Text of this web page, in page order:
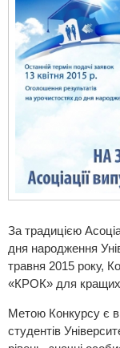
За традицією
дня народження
травня 2015 року,
«КРОК» для кращих
Метою Конкурсу є
студентів